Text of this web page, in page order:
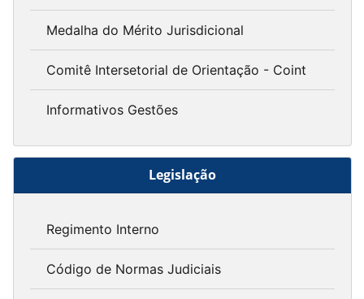
Medalha do Mérito Jurisdicional
Comitê Intersetorial de Orientação - Coint
Informativos Gestões
Legislação
Regimento Interno
Código de Normas Judiciais